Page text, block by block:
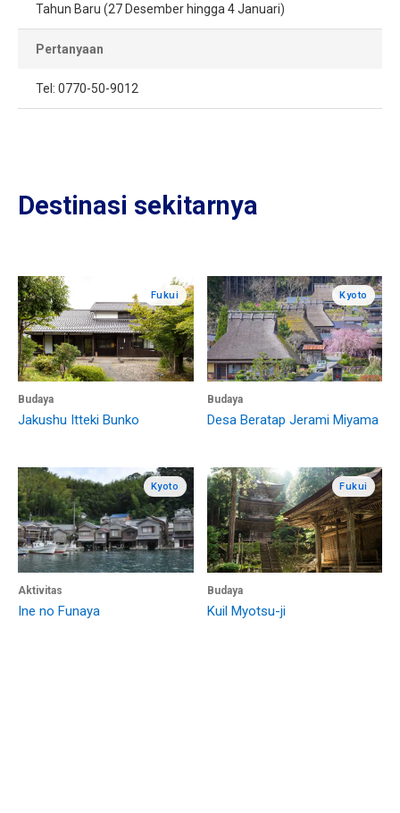
Tahun Baru (27 Desember hingga 4 Januari)
Pertanyaan
Tel: 0770-50-9012
Destinasi sekitarnya
Fukui
Budaya
Jakushu Itteki Bunko
Kyoto
Budaya
Desa Beratap Jerami Miyama
Kyoto
Aktivitas
Ine no Funaya
Fukui
Budaya
Kuil Myotsu-ji